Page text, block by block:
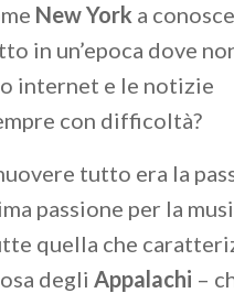
New York a
in un’epoca dove
internet e le notizie
con difficoltà?
tutto era la
passione per la
quella che
degli Appalachi –